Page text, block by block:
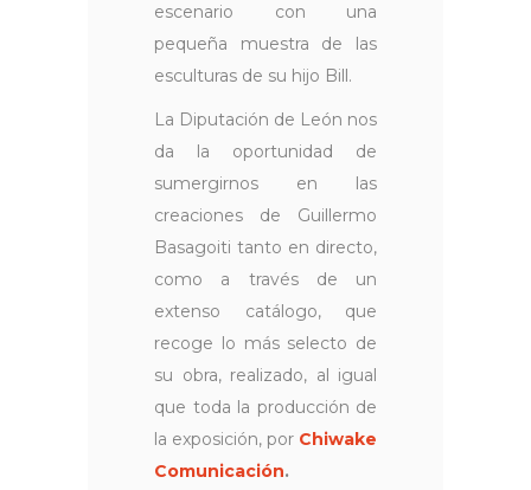
escenario con una
pequeña muestra de las
esculturas de su hijo Bill.
La Diputación de León nos
da la oportunidad de
sumergirnos en las
creaciones de Guillermo
Basagoiti tanto en directo,
como a través de un
extenso catálogo, que
recoge lo más selecto de
su obra, realizado, al igual
que toda la producción de
la exposición, por Chiwake
Comunicación.